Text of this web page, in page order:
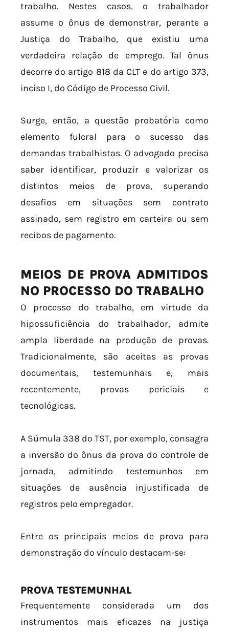
trabalho. Nestes casos, o trabalhador
assume o ônus de demonstrar, perante a
Justiça do Trabalho, que existiu uma
verdadeira relação de emprego. Tal ônus
decorre do artigo 818 da CLT e do artigo 373,
inciso I, do Código de Processo Civil.
Surge, então, a questão probatória como
elemento fulcral para o sucesso das
demandas trabalhistas. O advogado precisa
saber identificar, produzir e valorizar os
distintos meios de prova, superando
desafios em situações sem contrato
assinado, sem registro em carteira ou sem
recibos de pagamento.
MEIOS DE PROVA ADMITIDOS
NO PROCESSO DO TRABALHO
O processo do trabalho, em virtude da
hipossuficiência do trabalhador, admite
ampla liberdade na produção de provas.
Tradicionalmente, são aceitas as provas
documentais, testemunhais e, mais
recentemente, provas periciais e
tecnológicas.
A Súmula 338 do TST, por exemplo, consagra
a inversão do ônus da prova do controle de
jornada, admitindo testemunhos em
situações de ausência injustificada de
registros pelo empregador.
Entre os principais meios de prova para
demonstração do vínculo destacam-se:
PROVA TESTEMUNHAL
Frequentemente considerada um dos
instrumentos mais eficazes na justiça